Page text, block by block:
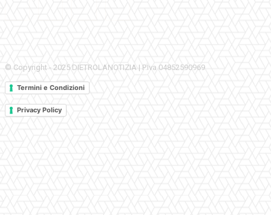
© Copyright - 2025 DIETROLANOTIZIA | P.Iva 04852590969
Termini e Condizioni
Privacy Policy